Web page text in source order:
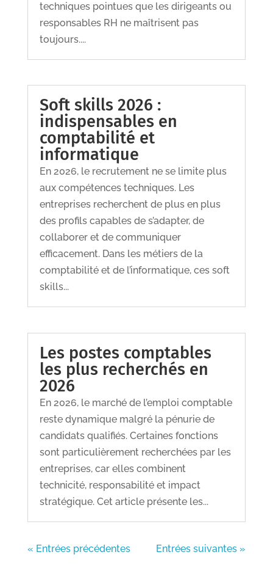
techniques pointues que les dirigeants ou
responsables RH ne maîtrisent pas
toujours....
Soft skills 2026 :
indispensables en
comptabilité et
informatique
En 2026, le recrutement ne se limite plus
aux compétences techniques. Les
entreprises recherchent de plus en plus
des profils capables de s’adapter, de
collaborer et de communiquer
efficacement. Dans les métiers de la
comptabilité et de l’informatique, ces soft
skills...
Les postes comptables
les plus recherchés en
2026
En 2026, le marché de l’emploi comptable
reste dynamique malgré la pénurie de
candidats qualifiés. Certaines fonctions
sont particulièrement recherchées par les
entreprises, car elles combinent
technicité, responsabilité et impact
stratégique. Cet article présente les...
« Entrées précédentes Entrées suivantes »